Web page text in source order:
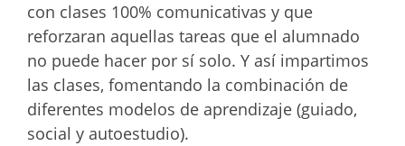
con clases 100% comunicativas y que
reforzaran aquellas tareas que el alumnado
no puede hacer por sí solo. Y así impartimos
las clases, fomentando la combinación de
diferentes modelos de aprendizaje (guiado,
social y autoestudio).